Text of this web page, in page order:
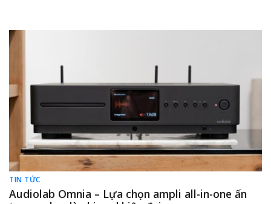
TIN TỨC
Audiolab Omnia – Lựa chọn ampli all-in-one ấn